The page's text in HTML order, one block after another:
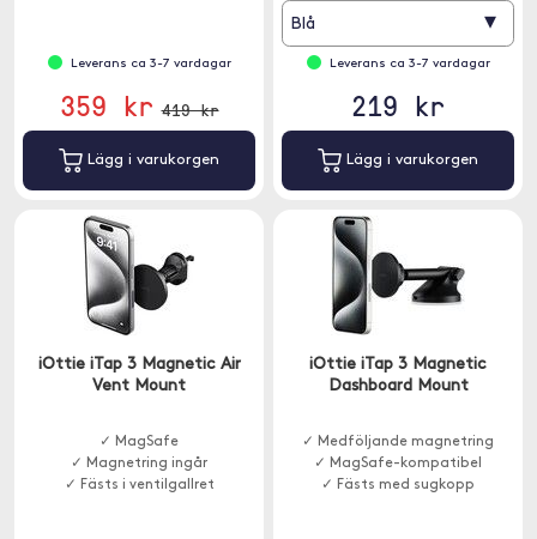
Leverans ca 3-7 vardagar
359 kr 419 kr
Lägg i varukorgen
Blå ▾
Leverans ca 3-7 vardagar
219 kr
Lägg i varukorgen
iOttie iTap 3 Magnetic Air
Vent Mount
✓ MagSafe
✓ Magnetring ingår
✓ Fästs i ventilgallret
iOttie iTap 3 Magnetic
Dashboard Mount
✓ Medföljande magnetring
✓ MagSafe-kompatibel
✓ Fästs med sugkopp